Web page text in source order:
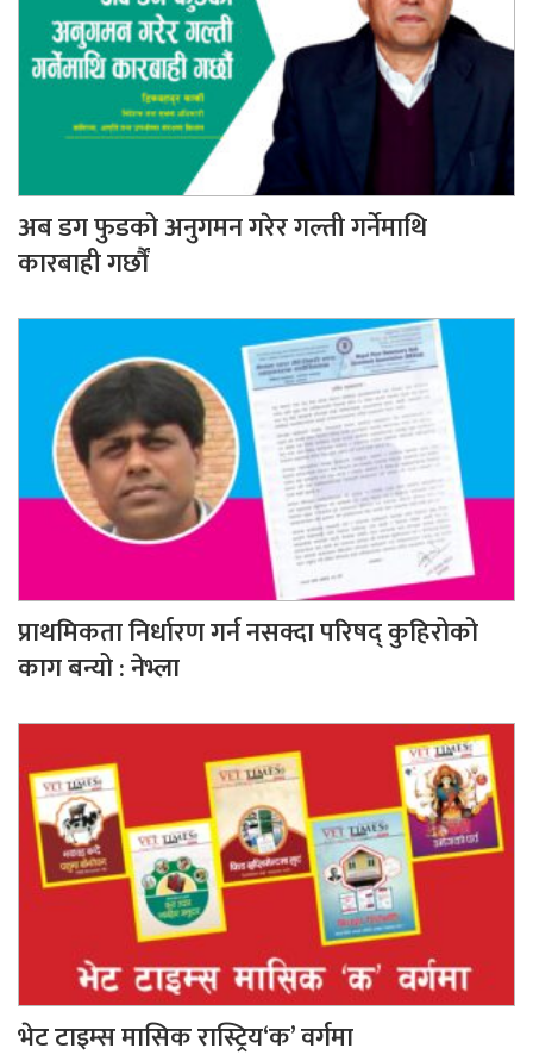
अब डग फुडको अनुगमन गरेर गल्ती गर्नेमाथि
कारबाही गर्छौं
प्राथमिकता निर्धारण गर्न नसक्दा परिषद् कुहिरोको
काग बन्यो : नेभ्ला
भेट टाइम्स मासिक रास्ट्रिय‘क’ वर्गमा